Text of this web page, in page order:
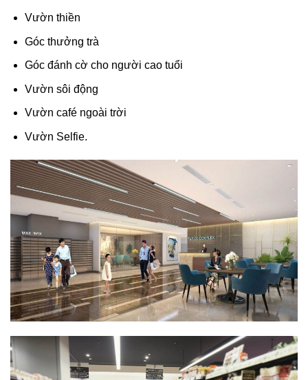
Vườn thiền
Góc thưởng trà
Góc đánh cờ cho người cao tuổi
Vườn sôi động
Vườn café ngoài trời
Vườn Selfie.